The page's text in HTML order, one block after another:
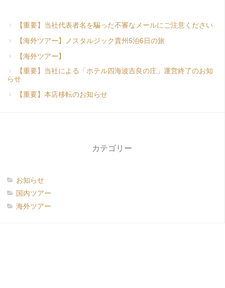
【重要】当社代表者名を騙った不審なメールにご注意ください
【海外ツアー】ノスタルジック貴州5泊6日の旅
【海外ツアー】
【重要】当社による「ホテル四海波吉良の庄」運営終了のお知
らせ
【重要】本店移転のお知らせ
カテゴリー
お知らせ
国内ツアー
海外ツアー